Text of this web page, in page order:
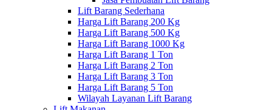
Lift Barang Sederhana
Harga Lift Barang 200 Kg
Harga Lift Barang 500 Kg
Harga Lift Barang 1000 Kg
Harga Lift Barang 1 Ton
Harga Lift Barang 2 Ton
Harga Lift Barang 3 Ton
Harga Lift Barang 5 Ton
Wilayah Layanan Lift Barang